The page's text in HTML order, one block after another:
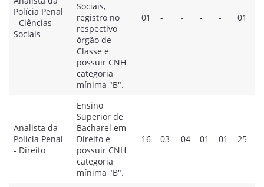
Polícia Penal
- Ciências
Sociais
Sociais,
registro no
respectivo
órgão de
Classe e
possuir CNH
categoria
mínima "B".
01 - - - - 01
Analista da
Polícia Penal
- Direito
Ensino
Superior de
Bacharel em
Direito e
possuir CNH
categoria
mínima "B".
16 03 04 01 01 25